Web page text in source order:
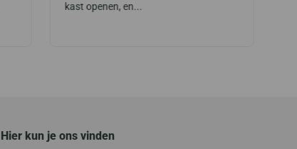
kast openen, en...
Hier kun je ons vinden